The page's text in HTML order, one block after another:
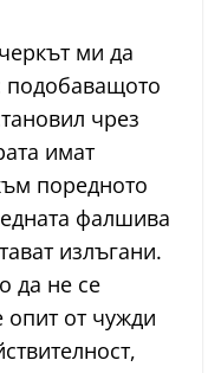
ми да
подобаващото
чрез
имат
поредното
фалшива
излъгани.
да не се
опит от чужди